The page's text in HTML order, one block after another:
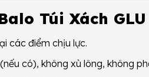
Túi Xách GLU
các điểm chịu lực.
có), không xù lông, không